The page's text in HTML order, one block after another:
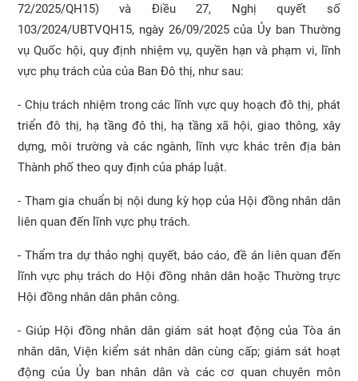
72/2025/QH15) và Điều 27, Nghị quyết số
103/2024/UBTVQH15, ngày 26/09/2025 của Ủy ban Thường
vụ Quốc hội, quy định nhiệm vụ, quyền hạn và phạm vi, lĩnh
vực phụ trách của của Ban Đô thị, như sau:
- Chịu trách nhiệm trong các lĩnh vực quy hoạch đô thị, phát
triển đô thị, hạ tầng đô thị, hạ tầng xã hội, giao thông, xây
dựng, môi trường và các ngành, lĩnh vực khác trên địa bàn
Thành phố theo quy định của pháp luật.
- Tham gia chuẩn bị nội dung kỳ họp của Hội đồng nhân dân
liên quan đến lĩnh vực phụ trách.
- Thẩm tra dự thảo nghị quyết, báo cáo, đề án liên quan đến
lĩnh vực phụ trách do Hội đồng nhân dân hoặc Thường trực
Hội đồng nhân dân phân công.
- Giúp Hội đồng nhân dân giám sát hoạt động của Tòa án
nhân dân, Viện kiểm sát nhân dân cùng cấp; giám sát hoạt
động của Ủy ban nhân dân và các cơ quan chuyên môn